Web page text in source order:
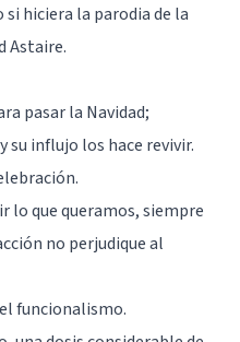
si hiciera la parodia de la
Astaire.
pasar la Navidad;
su influjo los hace revivir.
lo que queramos, siempre
no perjudique al
funcionalismo.